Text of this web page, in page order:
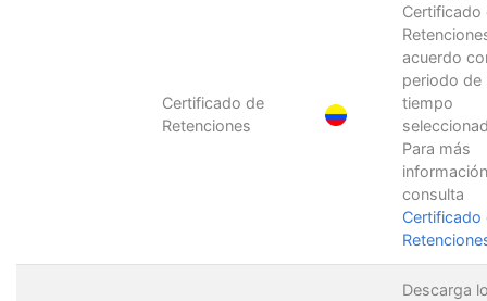
Certificado de
Retenciones
Certificado
acuerdo
periodo de
tiempo
Para más
consulta
Certificado
Descarga